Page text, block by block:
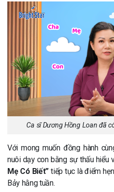
Ca sĩ Dương Hồng Loan đã
Với mong muốn đồng hành
nuôi dạy con bằng sự thấu hiểu
Mẹ Có Biết” tiếp tục là điểm
Bảy hằng tuần.